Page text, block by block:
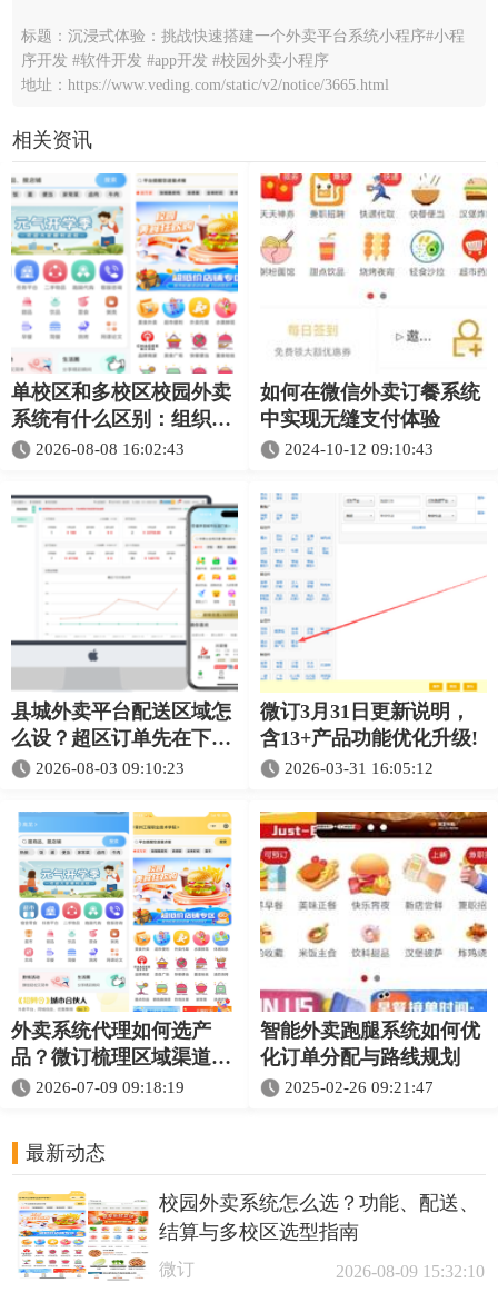
标题：沉浸式体验：挑战快速搭建一个外卖平台系统小程序#小程
序开发 #软件开发 #app开发 #校园外卖小程序
地址：https://www.veding.com/static/v2/notice/3665.html
相关资讯
单校区和多校区校园外卖
系统有什么区别：组织、
权限、配送和结算对照
2026-08-08 16:02:43
如何在微信外卖订餐系统
中实现无缝支付体验
2024-10-12 09:10:43
县城外卖平台配送区域怎
么设？超区订单先在下单
前处理
2026-08-03 09:10:23
微订3月31日更新说明，
含13+产品功能优化升级!
2026-03-31 16:05:12
外卖系统代理如何选产
品？微订梳理区域渠道合
作的交付重点
2026-07-09 09:18:19
智能外卖跑腿系统如何优
化订单分配与路线规划
2025-02-26 09:21:47
最新动态
校园外卖系统怎么选？功能、配送、
结算与多校区选型指南
微订 2026-08-09 15:32:10